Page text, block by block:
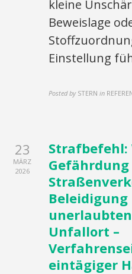
kleine
Beweislage
Einstellung
Posted by STERN in
23
MÄRZ
2026
Gefährdung
Beleidigung
Unfallort –
eintägiger